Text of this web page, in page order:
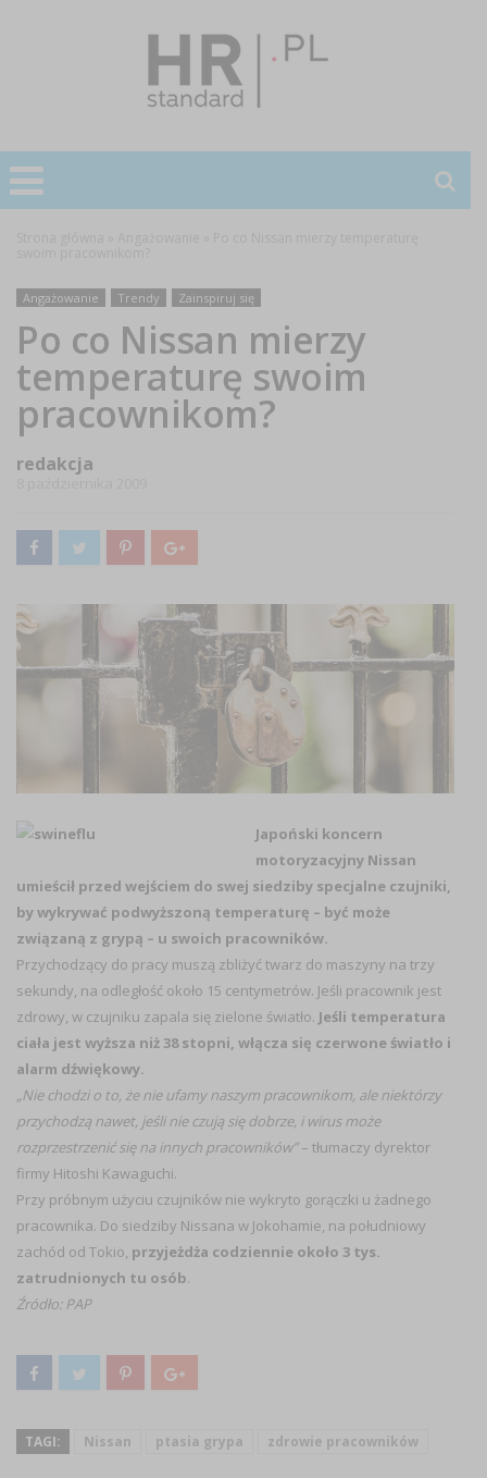
Angażowanie Trendy Zainspiruj się
Po co Nissan mierzy
temperaturę swoim
pracownikom?
redakcja
Japoński koncern
motoryzacyjny Nissan
umieścił przed wejściem do swej siedziby specjalne czujniki,
by wykrywać podwyższoną temperaturę – być może
związaną z grypą – u swoich pracowników.
Przychodzący do pracy muszą zbliżyć twarz do maszyny na trzy
sekundy, na odległość około 15 centymetrów. Jeśli pracownik jest
zdrowy, w czujniku zapala się zielone światło. Jeśli temperatura
ciała jest wyższa niż 38 stopni, włącza się czerwone światło i
alarm dźwiękowy.
„Nie chodzi o to, że nie ufamy naszym pracownikom, ale niektórzy
przychodzą nawet, jeśli nie czują się dobrze, i wirus może
rozprzestrzenić się na innych pracowników”– tłumaczy dyrektor
firmy Hitoshi Kawaguchi.
Przy próbnym użyciu czujników nie wykryto gorączki u żadnego
pracownika. Do siedziby Nissana w Jokohamie, na południowy
zachód od Tokio, przyjeżdża codziennie około 3 tys.
zatrudnionych tu osób.
Źródło: PAP
TAGI: Nissan ptasia grypa zdrowie pracowników